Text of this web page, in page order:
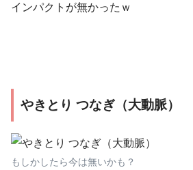
インパクトが無かったｗ
やきとり つなぎ（大動脈）
もしかしたら今は無いかも？